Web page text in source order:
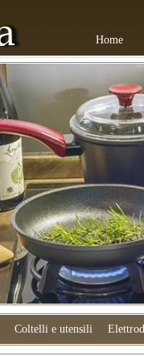
Home
Coltelli e utensili